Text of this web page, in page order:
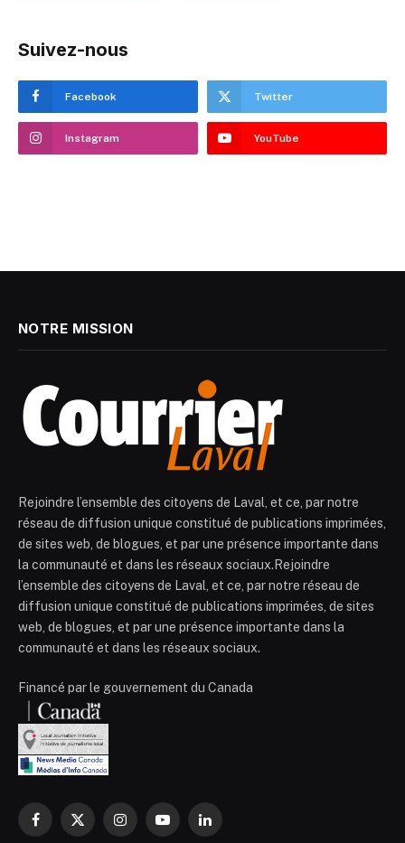
Suivez-nous
Facebook Twitter
Instagram YouTube
NOTRE MISSION
Rejoindre l’ensemble des citoyens de Laval, et ce, par notre
réseau de diffusion unique constitué de publications imprimées,
de sites web, de blogues, et par une présence importante dans
la communauté et dans les réseaux sociaux.Rejoindre
l’ensemble des citoyens de Laval, et ce, par notre réseau de
diffusion unique constitué de publications imprimées, de sites
web, de blogues, et par une présence importante dans la
communauté et dans les réseaux sociaux.
Financé par le gouvernement du Canada
Facebook
X
InstagramYouTubeLinkedIn